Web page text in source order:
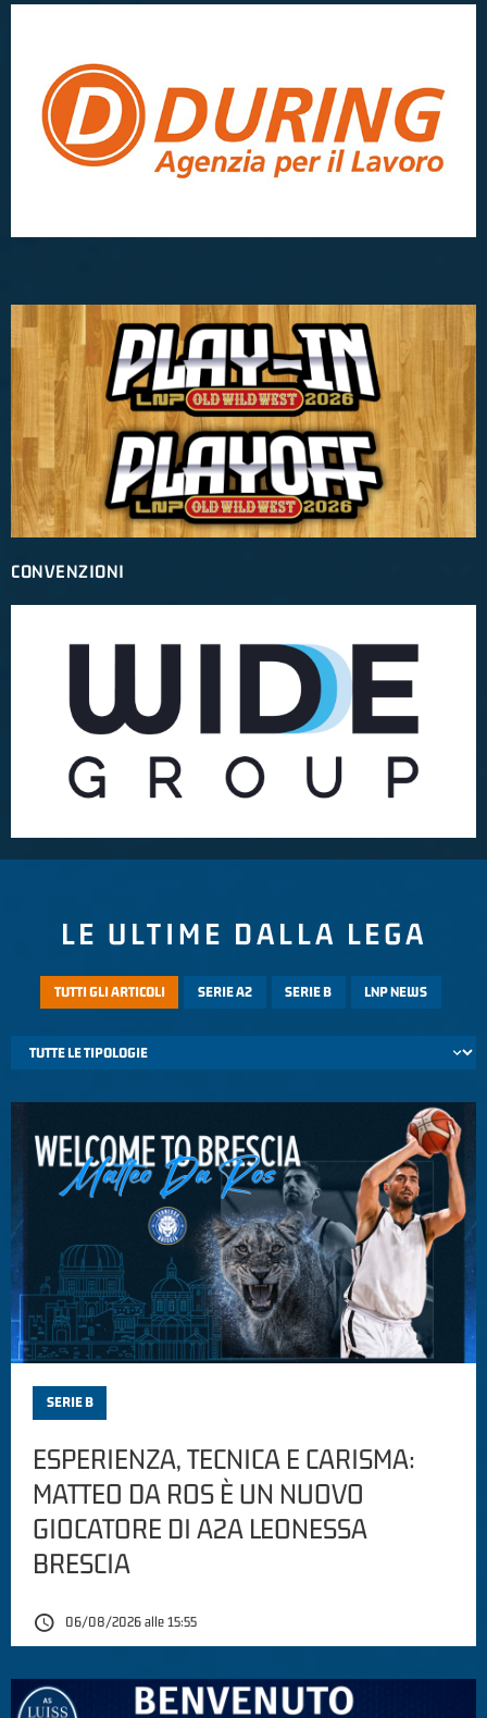
CONVENZIONI
LE ULTIME DALLA LEGA
TUTTI GLI ARTICOLI SERIE A2 SERIE B LNP NEWS
SERIE B
ESPERIENZA, TECNICA E CARISMA:
MATTEO DA ROS È UN NUOVO
GIOCATORE DI A2A LEONESSA
BRESCIA
06/08/2026 alle 15:55